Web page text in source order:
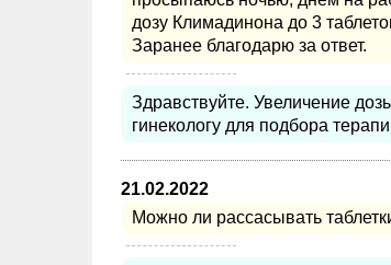
дозу Климадинона до 3
Заранее благодарю за ответ.
Здравствуйте. Увеличение
гинекологу для подбора
21.02.2022
Можно ли рассасывать